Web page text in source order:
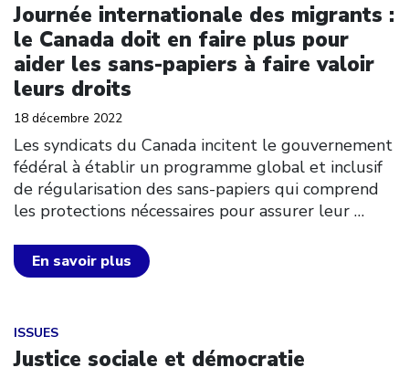
Journée internationale des migrants :
le Canada doit en faire plus pour
aider les sans-papiers à faire valoir
leurs droits
18 décembre 2022
Les syndicats du Canada incitent le gouvernement
fédéral à établir un programme global et inclusif
de régularisation des sans-papiers qui comprend
les protections nécessaires pour assurer leur …
En savoir plus
ISSUES
Justice sociale et démocratie